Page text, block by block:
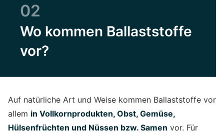
02
Wo kommen Ballaststoffe
vor?
Auf natürliche Art und Weise kommen Ballaststoffe vor
allem in Vollkornprodukten, Obst, Gemüse,
Hülsenfrüchten und Nüssen bzw. Samen vor. Für